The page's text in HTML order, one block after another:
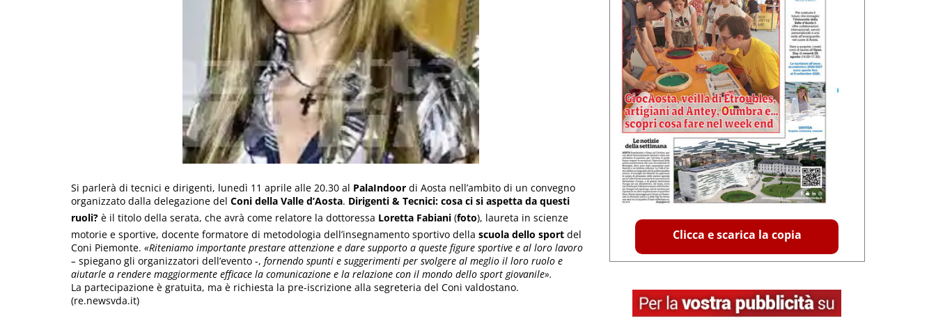
Si parlerà di tecnici e dirigenti, lunedì 11 aprile alle 20.30 al PalaIndoor di Aosta nell’ambito di un convegno
organizzato dalla delegazione del Coni della Valle d’Aosta. Dirigenti & Tecnici: cosa ci si aspetta da questi
ruoli? è il titolo della serata, che avrà come relatore la dottoressa Loretta Fabiani (foto), laureta in scienze
motorie e sportive, docente formatore di metodologia dell’insegnamento sportivo della scuola dello sport del
Coni Piemonte. «Riteniamo importante prestare attenzione e dare supporto a queste figure sportive e al loro lavoro
– spiegano gli organizzatori dell’evento -, fornendo spunti e suggerimenti per svolgere al meglio il loro ruolo e
aiutarle a rendere maggiormente efficace la comunicazione e la relazione con il mondo dello sport giovanile».
La partecipazione è gratuita, ma è richiesta la pre-iscrizione alla segreteria del Coni valdostano.
(re.newsvda.it)
Clicca e scarica la copia